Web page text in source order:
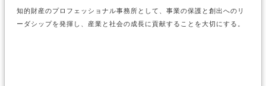
知的財産のプロフェッショナル事務所として、事業の保護と創出へのリ
ーダシップを発揮し、産業と社会の成長に貢献することを大切にする。